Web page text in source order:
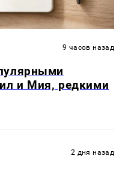
9 часов назад
и Мия, редкими
2 дня назад